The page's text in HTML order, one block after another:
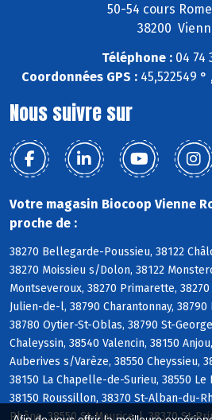
50-54 cours
38200
Téléphone :04 74
Coordonnées GPS :45,522549 °
Nous suivre sur
Votre magasin Biocoop Vienne
proche de :
38270 Bellegarde-Poussieu, 38122
38270 Moissieu s/Dolon, 38122
Montseveroux, 38270 Primarette,
Julien-de-l, 38790 Charantonnay, 38790
38780 Oytier-St-Oblas, 38790 St-
Chaleyssin, 38540 Valencin, 38150
Auberives s/Varèze, 38550 Cheyssieu,
38150 La Chapelle-de-Surieu, 38550
38150 Roussillon, 38370 St-Alban-du-
Rhône, 38550 St-Maurice-l, 38370 St-